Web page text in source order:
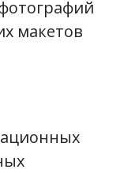
макетов